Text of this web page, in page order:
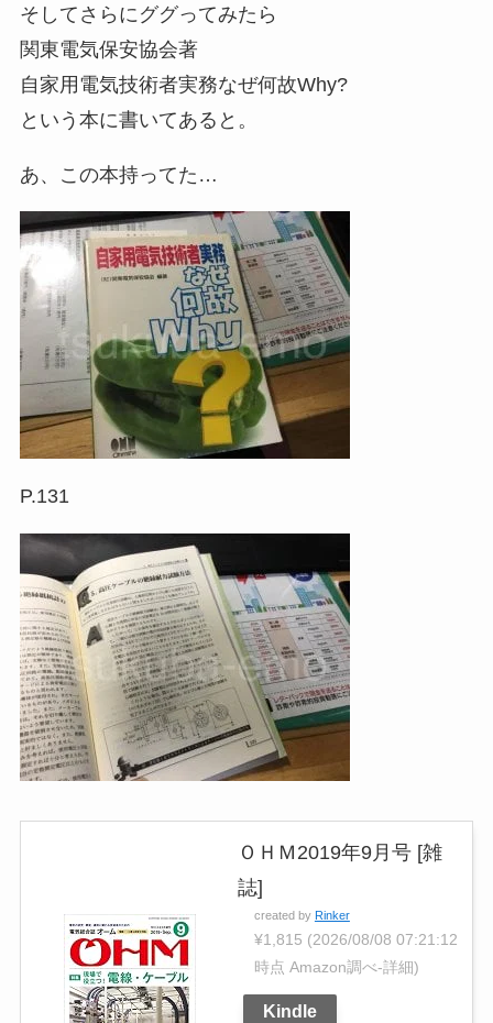
そしてさらにググってみたら
関東電気保安協会著
自家用電気技術者実務なぜ何故Why?
という本に書いてあると。
あ、この本持ってた…
P.131
ＯＨＭ2019年9月号 [雑
誌]
created by Rinker
¥1,815 (2026/08/08 07:21:12
時点 Amazon調べ-詳細)
Kindle